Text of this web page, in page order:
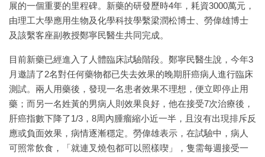
展的一個重要的里程碑。新藥的研發歷時4年，耗資3000萬元，
由理工大學應用生物及化學科技學繫梁潤松博士、勞偉雄博士
及該繫客座副教授鄭寧民醫生共同完成。
目前新藥已經進入了人體臨床試驗階段。鄭寧民醫生說，今年3
月邀請了2名對任何藥物都已失去效果的晚期肝癌病人進行臨床
測試。兩人用藥後，發現一名患者效果不理想，便立即停止用
藥；而另一名姓黃的男病人則效果良好，他在接受7次治療後，
肝癌指數下降了1/3，8周內腫瘤縮小近一半，且沒有出現排斥反
應或負面效果，病情逐漸穩定。勞偉雄表示，在試驗中，病人
可照常飲食，「就連叉燒包都可以照樣喫」，隻需每週接受一